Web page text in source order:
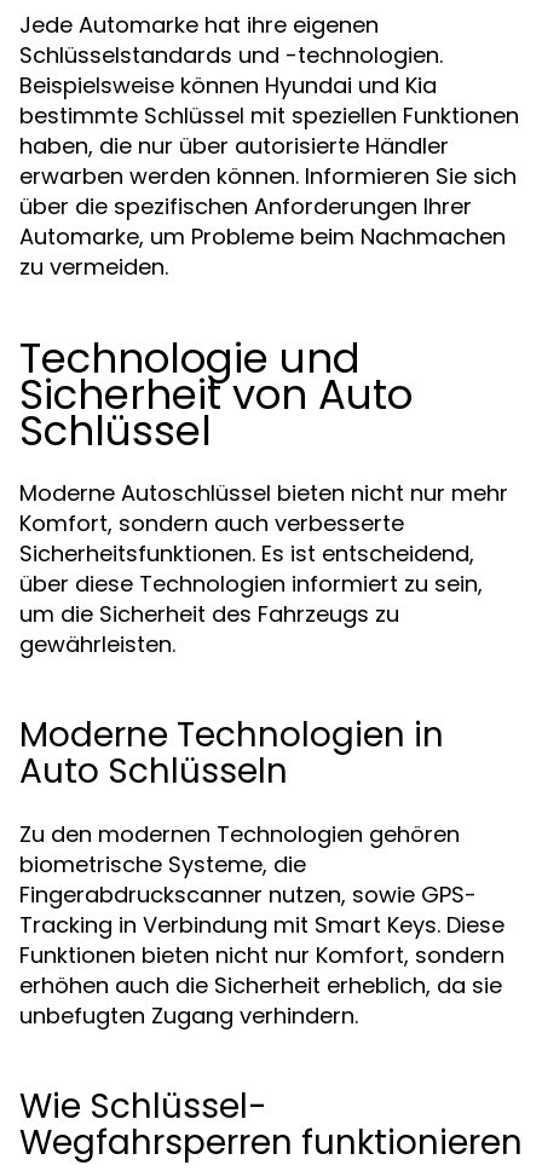
Jede Automarke hat ihre eigenen
Schlüsselstandards und -technologien.
Beispielsweise können Hyundai und Kia
bestimmte Schlüssel mit speziellen Funktionen
haben, die nur über autorisierte Händler
erwarben werden können. Informieren Sie sich
über die spezifischen Anforderungen Ihrer
Automarke, um Probleme beim Nachmachen
zu vermeiden.
Technologie und
Sicherheit von Auto
Schlüssel
Moderne Autoschlüssel bieten nicht nur mehr
Komfort, sondern auch verbesserte
Sicherheitsfunktionen. Es ist entscheidend,
über diese Technologien informiert zu sein,
um die Sicherheit des Fahrzeugs zu
gewährleisten.
Moderne Technologien in
Auto Schlüsseln
Zu den modernen Technologien gehören
biometrische Systeme, die
Fingerabdruckscanner nutzen, sowie GPS-
Tracking in Verbindung mit Smart Keys. Diese
Funktionen bieten nicht nur Komfort, sondern
erhöhen auch die Sicherheit erheblich, da sie
unbefugten Zugang verhindern.
Wie Schlüssel-
Wegfahrsperren funktionieren